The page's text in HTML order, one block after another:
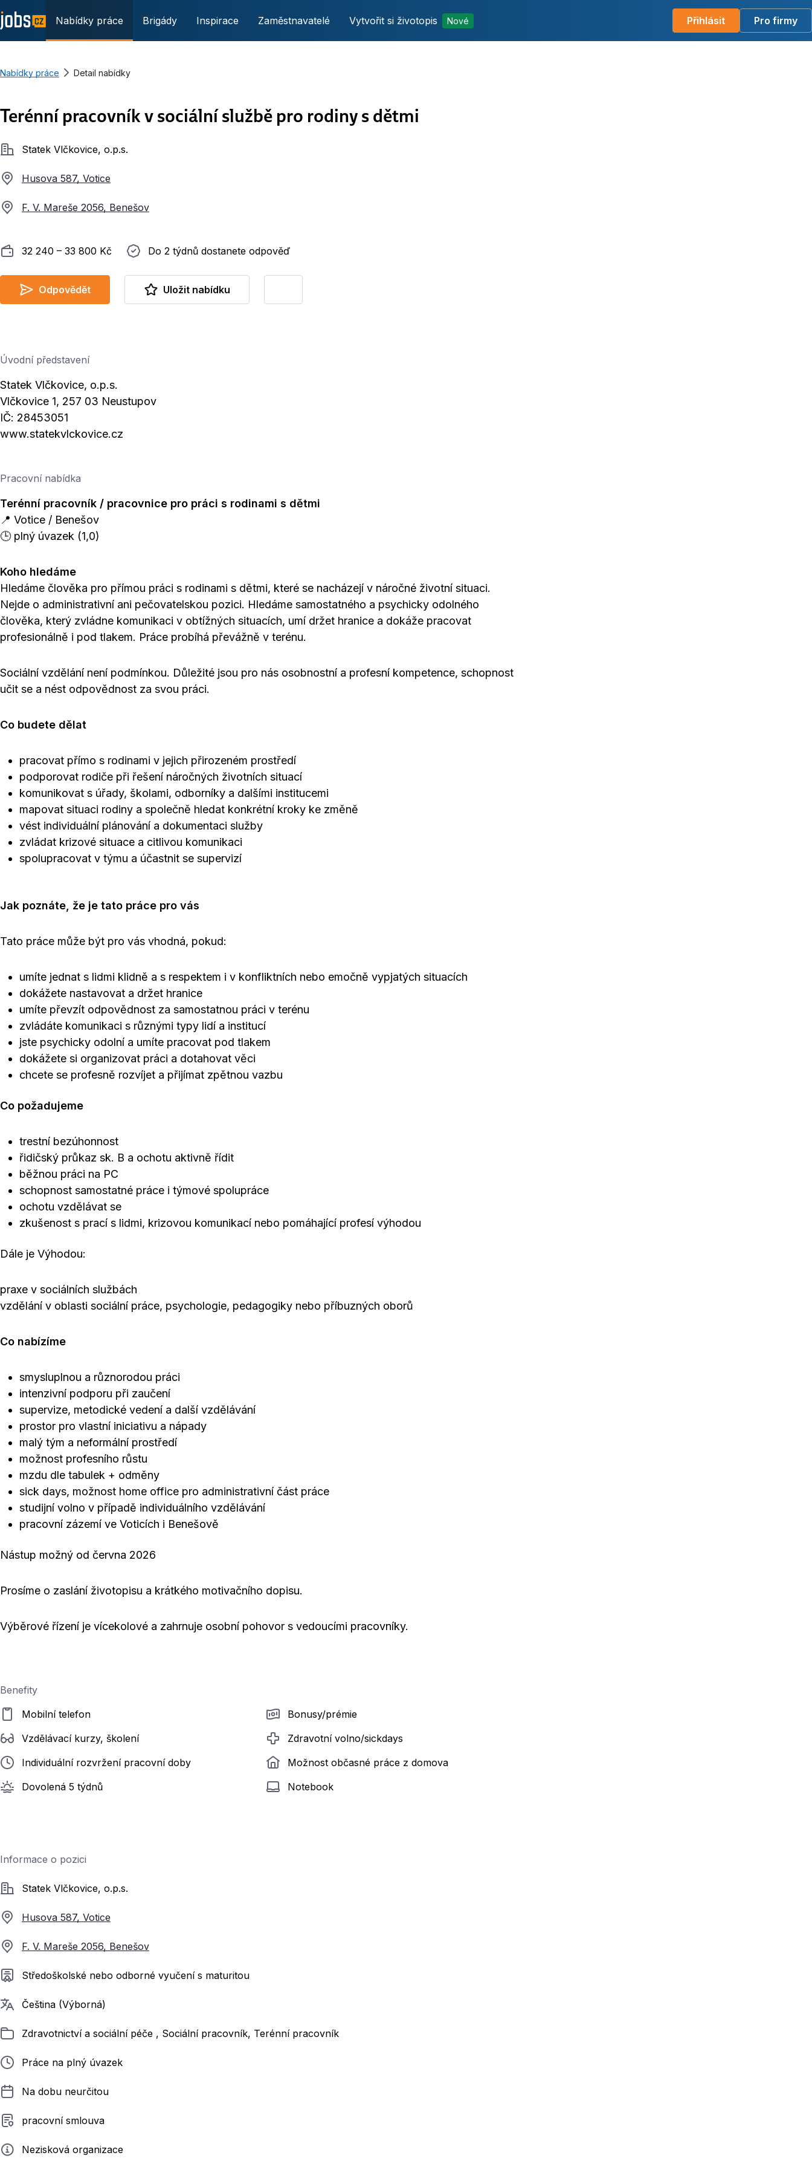
Nabídky práce Brigády Inspirace Zaměstnavatelé Vytvořit si životopis Nové Přihlásit Pro firmy
Nabídky práce Detail nabídky
Terénní pracovník v sociální službě pro rodiny s dětmi
SpolečnostStatek Vlčkovice, o.p.s.
Husova 587, Votice
F. V. Mareše 2056, Benešov
Plat 32 240 ‍–‍ 33 800 Kč Do 2 týdnů dostanete odpověď
Do 2 týdnů dostanete odpověď
Odpovědět Uložit nabídku
Úvodní představení
Statek Vlčkovice, o.p.s.
Vlčkovice 1, 257 03 Neustupov
IČ: 28453051
www.statekvlckovice.cz
Pracovní nabídka
Terénní pracovník / pracovnice pro práci s rodinami s dětmi
📍 Votice / Benešov
🕒 plný úvazek (1,0)
Koho hledáme
Hledáme člověka pro přímou práci s rodinami s dětmi, které se nacházejí v náročné životní situaci.
Nejde o administrativní ani pečovatelskou pozici. Hledáme samostatného a psychicky odolného
člověka, který zvládne komunikaci v obtížných situacích, umí držet hranice a dokáže pracovat
profesionálně i pod tlakem. Práce probíhá převážně v terénu.
Sociální vzdělání není podmínkou. Důležité jsou pro nás osobnostní a profesní kompetence, schopnost
učit se a nést odpovědnost za svou práci.
Co budete dělat
pracovat přímo s rodinami v jejich přirozeném prostředí
podporovat rodiče při řešení náročných životních situací
komunikovat s úřady, školami, odborníky a dalšími institucemi
mapovat situaci rodiny a společně hledat konkrétní kroky ke změně
vést individuální plánování a dokumentaci služby
zvládat krizové situace a citlivou komunikaci
spolupracovat v týmu a účastnit se supervizí
Jak poznáte, že je tato práce pro vás
Tato práce může být pro vás vhodná, pokud:
umíte jednat s lidmi klidně a s respektem i v konfliktních nebo emočně vypjatých situacích
dokážete nastavovat a držet hranice
umíte převzít odpovědnost za samostatnou práci v terénu
zvládáte komunikaci s různými typy lidí a institucí
jste psychicky odolní a umíte pracovat pod tlakem
dokážete si organizovat práci a dotahovat věci
chcete se profesně rozvíjet a přijímat zpětnou vazbu
Co požadujeme
trestní bezúhonnost
řidičský průkaz sk. B a ochotu aktivně řídit
běžnou práci na PC
schopnost samostatné práce i týmové spolupráce
ochotu vzdělávat se
zkušenost s prací s lidmi, krizovou komunikací nebo pomáhající profesí výhodou
Dále je Výhodou:
praxe v sociálních službách
vzdělání v oblasti sociální práce, psychologie, pedagogiky nebo příbuzných oborů
Co nabízíme
smysluplnou a různorodou práci
intenzivní podporu při zaučení
supervize, metodické vedení a další vzdělávání
prostor pro vlastní iniciativu a nápady
malý tým a neformální prostředí
možnost profesního růstu
mzdu dle tabulek + odměny
sick days, možnost home office pro administrativní část práce
studijní volno v případě individuálního vzdělávání
pracovní zázemí ve Voticích i Benešově
Nástup možný od června 2026
Prosíme o zaslání životopisu a krátkého motivačního dopisu.
Výběrové řízení je vícekolové a zahrnuje osobní pohovor s vedoucími pracovníky.
Benefity
Mobilní telefon
Vzdělávací kurzy, školení
Individuální rozvržení pracovní doby
Dovolená 5 týdnů
Bonusy/prémie
Zdravotní volno/sickdays
Možnost občasné práce z domova
Notebook
Informace o pozici
SpolečnostStatek Vlčkovice, o.p.s.
Husova 587, Votice
F. V. Mareše 2056, Benešov
Požadované vzdělání
Středoškolské nebo odborné vyučení s maturitou
Požadované jazyky
Čeština (Výborná)
ZařazenoZdravotnictví a sociální péče , Sociální pracovník, Terénní pracovník
Typ pracovního poměru
Práce na plný úvazek
Délka pracovního poměru
Na dobu neurčitou
Typ smluvního vztahu
pracovní smlouva
ZadavatelNezisková organizace